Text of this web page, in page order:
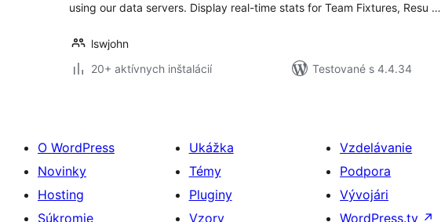
using our data servers. Display real-time stats for Team Fixtures, Resu …
lswjohn
20+ aktívnych inštalácií
Testované s 4.4.34
O WordPress
Novinky
Hosting
Súkromie
Ukážka
Témy
Pluginy
Vzory
Vzdelávanie
Podpora
Vývojári
WordPress.tv ↗